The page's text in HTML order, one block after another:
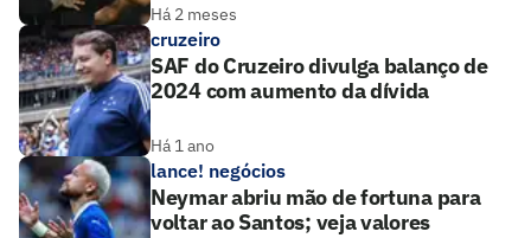
Há 2 meses
cruzeiro
SAF do Cruzeiro divulga balanço de
2024 com aumento da dívida
Há 1 ano
lance! negócios
Neymar abriu mão de fortuna para
voltar ao Santos; veja valores